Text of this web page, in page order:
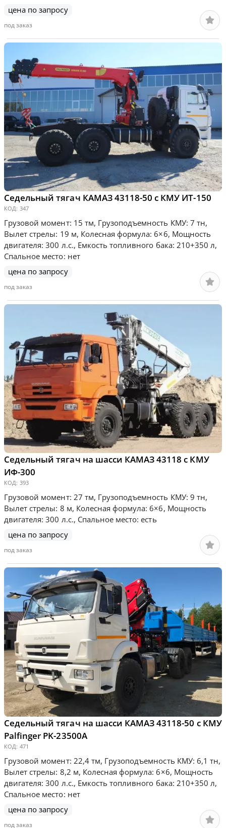
цена по запросу
под заказ
Седельный тягач КАМАЗ 43118-50 с КМУ ИТ-150
КОД: 347
Грузовой момент: 15 тм, Грузоподъемность КМУ: 7 тн,
Вылет стрелы: 19 м, Колесная формула: 6×6, Мощность
двигателя: 300 л.с., Емкость топливного бака: 210+350 л,
Спальное место: нет
цена по запросу
под заказ
Седельный тягач на шасси КАМАЗ 43118 с КМУ
ИФ-300
КОД: 393
Грузовой момент: 27 тм, Грузоподъемность КМУ: 9 тн,
Вылет стрелы: 8 м, Колесная формула: 6×6, Мощность
двигателя: 300 л.с., Спальное место: есть
цена по запросу
под заказ
Седельный тягач на шасси КАМАЗ 43118-50 с КМУ
Palfinger PK-23500А
КОД: 471
Грузовой момент: 22,4 тм, Грузоподъемность КМУ: 6,1 тн,
Вылет стрелы: 8,2 м, Колесная формула: 6×6, Мощность
двигателя: 300 л.с., Емкость топливного бака: 210+350 л,
Спальное место: нет
цена по запросу
под заказ